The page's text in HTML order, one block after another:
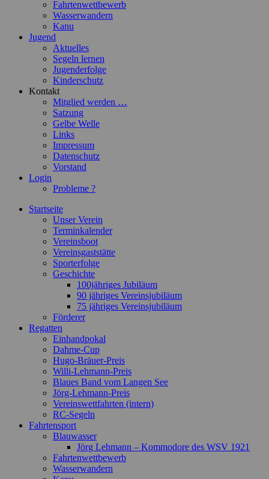
Fahrtenwettbewerb
Wasserwandern
Kanu
Jugend
Aktuelles
Segeln lernen
Jugenderfolge
Kinderschutz
Kontakt
Mitglied werden …
Satzung
Gelbe Welle
Links
Impressum
Datenschutz
Vorstand
Login
Probleme ?
Startseite
Unser Verein
Terminkalender
Vereinsboot
Vereinsgaststätte
Sporterfolge
Geschichte
100jähriges Jubiläum
90 jähriges Vereinsjubiläum
75 jähriges Vereinsjubiläum
Förderer
Regatten
Einhandpokal
Dahme-Cup
Hugo-Bräuer-Preis
Willi-Lehmann-Preis
Blaues Band vom Langen See
Jörg-Lehmann-Preis
Vereinswettfahrten (intern)
RC-Segeln
Fahrtensport
Blauwasser
Jörg Lehmann – Kommodore des WSV 1921
Fahrtenwettbewerb
Wasserwandern